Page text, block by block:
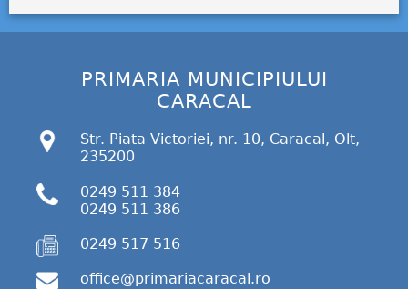
PRIMARIA MUNICIPIULUI
CARACAL
Str. Piata Victoriei, nr. 10, Caracal, Olt,
235200
0249 511 384
0249 511 386
0249 517 516
office@primariacaracal.ro